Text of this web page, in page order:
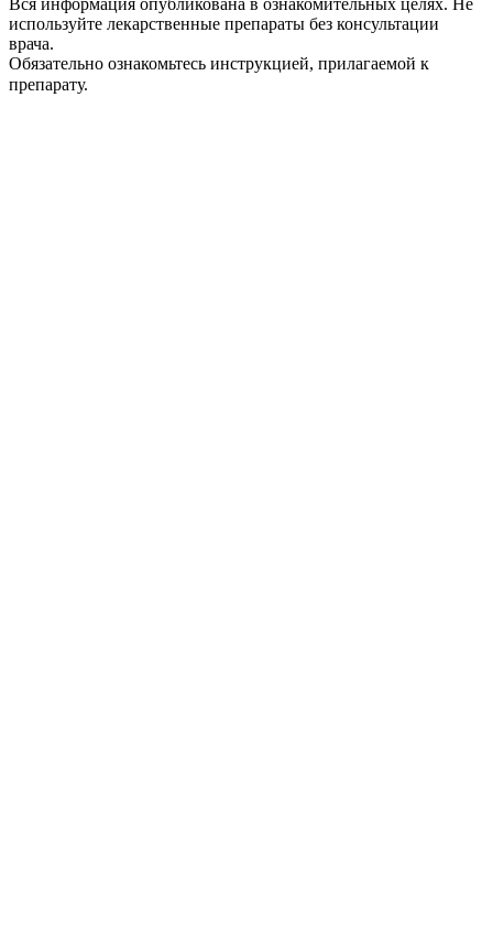
используйте лекарственные препараты без консультации
врача.
Обязательно ознакомьтесь инструкцией, прилагаемой к
препарату.